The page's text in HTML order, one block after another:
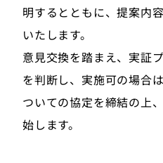
明するとともに、提案内
いたします。
意見交換を踏まえ、実証
を判断し、実施可の場合
ついての協定を締結の上
始します。